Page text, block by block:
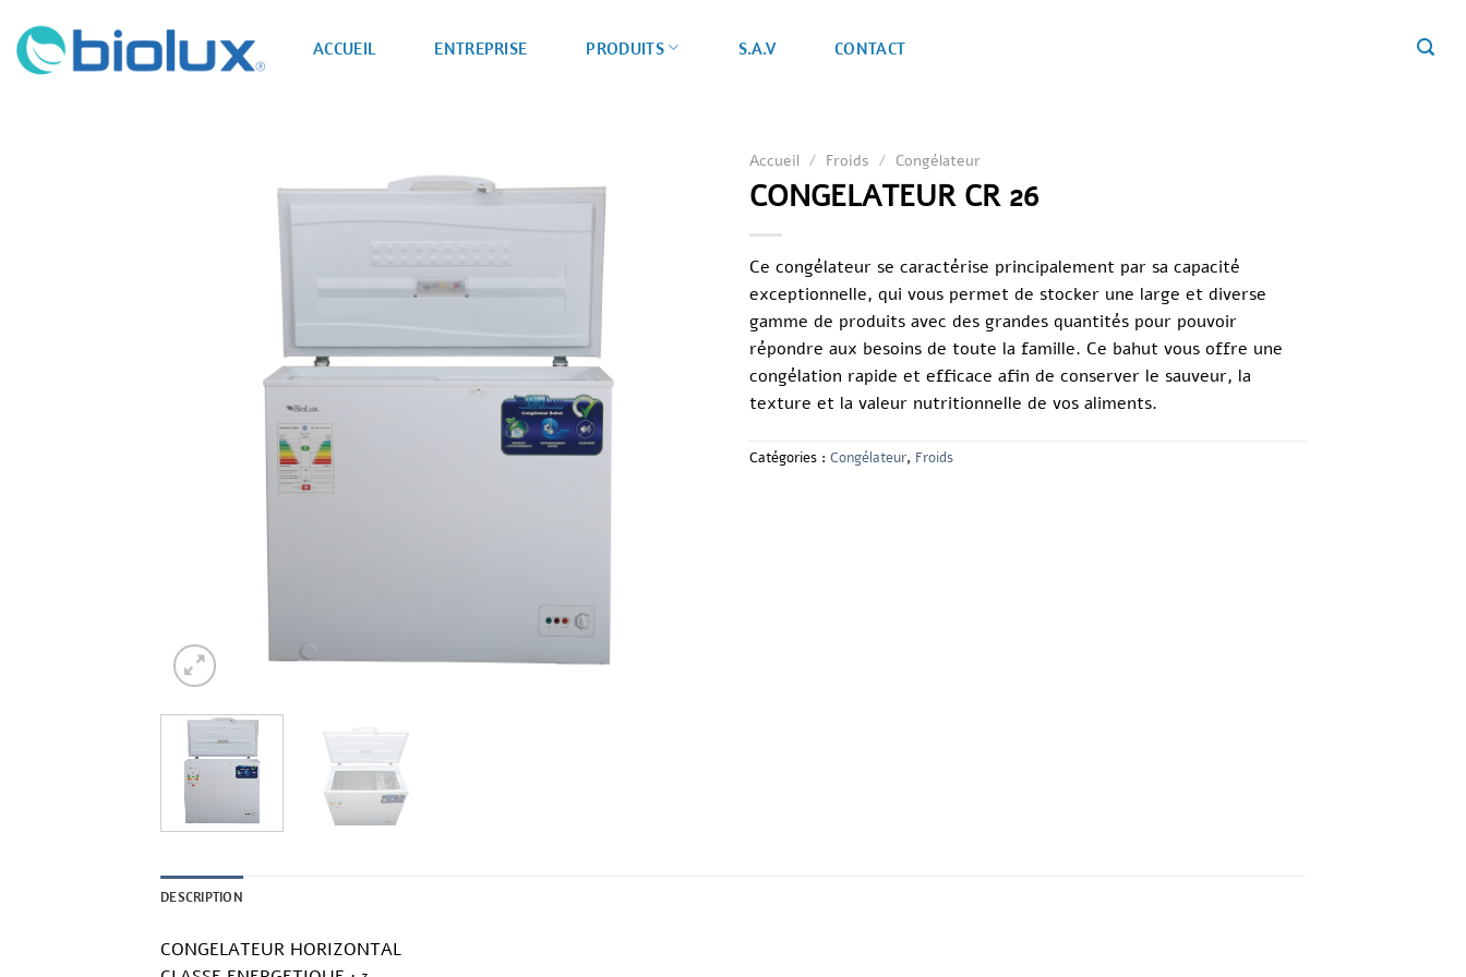
au
contenu
ACCUEIL ENTREPRISE PRODUITS S.A.V CONTACT
Accueil / Froids / Congélateur
CONGELATEUR CR 26
Ce congélateur se caractérise principalement par sa capacité
exceptionnelle, qui vous permet de stocker une large et diverse
gamme de produits avec des grandes quantités pour pouvoir
répondre aux besoins de toute la famille. Ce bahut vous offre une
congélation rapide et efficace afin de conserver le sauveur, la
texture et la valeur nutritionnelle de vos aliments.
Catégories : Congélateur, Froids
DESCRIPTION
CONGELATEUR HORIZONTAL